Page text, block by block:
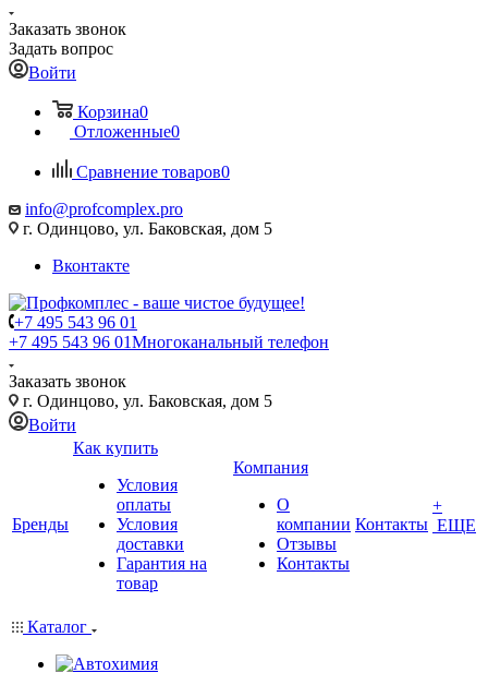
Заказать звонок
Задать вопрос
Войти
Корзина0
Отложенные0
Сравнение товаров0
info@profcomplex.pro
г. Одинцово, ул. Баковская, дом 5
Вконтакте
+7 495 543 96 01
+7 495 543 96 01Многоканальный телефон
Заказать звонок
г. Одинцово, ул. Баковская, дом 5
Войти
Бренды
Как купить
Условия
оплаты
Условия
доставки
Гарантия на
товар
Компания
О
компании
Отзывы
Контакты
Контакты
+
ЕЩЕ
Каталог